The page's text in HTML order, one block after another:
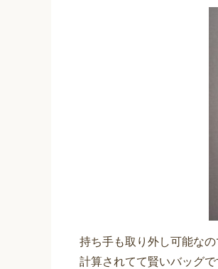
持ち手も取り外し可能な
計算されてて賢いバッグで